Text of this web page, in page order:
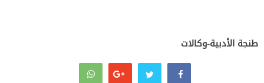
طنجة الأدبية-وكالات